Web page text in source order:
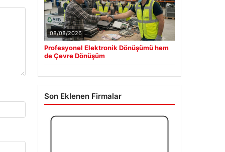
08/08/2026
Profesyonel Elektronik Dönüşümü hem
de Çevre Dönüşüm
Son Eklenen Firmalar